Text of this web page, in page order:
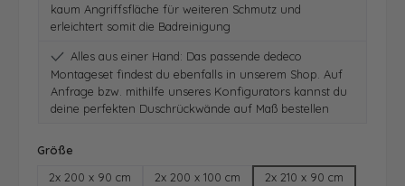
kaum Angriffsfläche für weiteren Schmutz und
erleichtert somit die Badreinigung
Alles aus einer Hand: Das passende dedeco
Montageset findest du ebenfalls in unserem Shop. Auf
Anfrage bzw. mithilfe unseres Konfigurators kannst du
deine perfekten Duschrückwände auf Maß bestellen
Größe
2x 200 x 90 cm
2x 200 x 100 cm
2x 210 x 90 cm